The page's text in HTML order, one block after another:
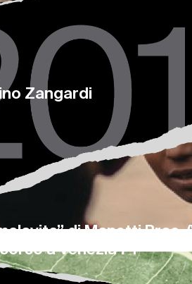
Zangardi
di Manetti Bros.
a Venezia 74